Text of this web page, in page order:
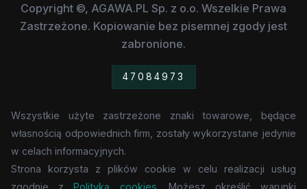
Copyright ©, AGAWA.PL Sp. z o.o. Wszelkie Prawa
Zastrzeżone. Kopiowanie bez pisemnej zgody jest
zabronione.
47084973
Wszystkie użyte zastrzeżone znaki towarowe, będące
własnością odpowiednich firm, zostały wykorzystane jedynie
w celach informacyjnych.
Strona korzysta z plików cookie w celu realizacji usług